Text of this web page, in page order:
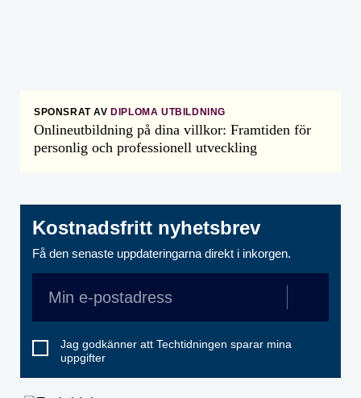
SPONSRAT AV DIPLOMA UTBILDNING
Onlineutbildning på dina villkor: Framtiden för
personlig och professionell utveckling
Kostnadsfritt nyhetsbrev
Få den senaste uppdateringarna direkt i inkorgen.
Jag godkänner att Techtidningen sparar mina
uppgifter